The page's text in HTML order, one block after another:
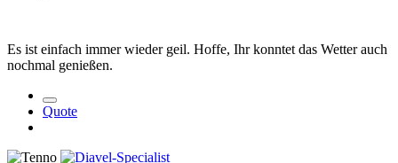
Es ist einfach immer wieder geil. Hoffe, Ihr konntet das Wetter auch
nochmal genießen.
Quote